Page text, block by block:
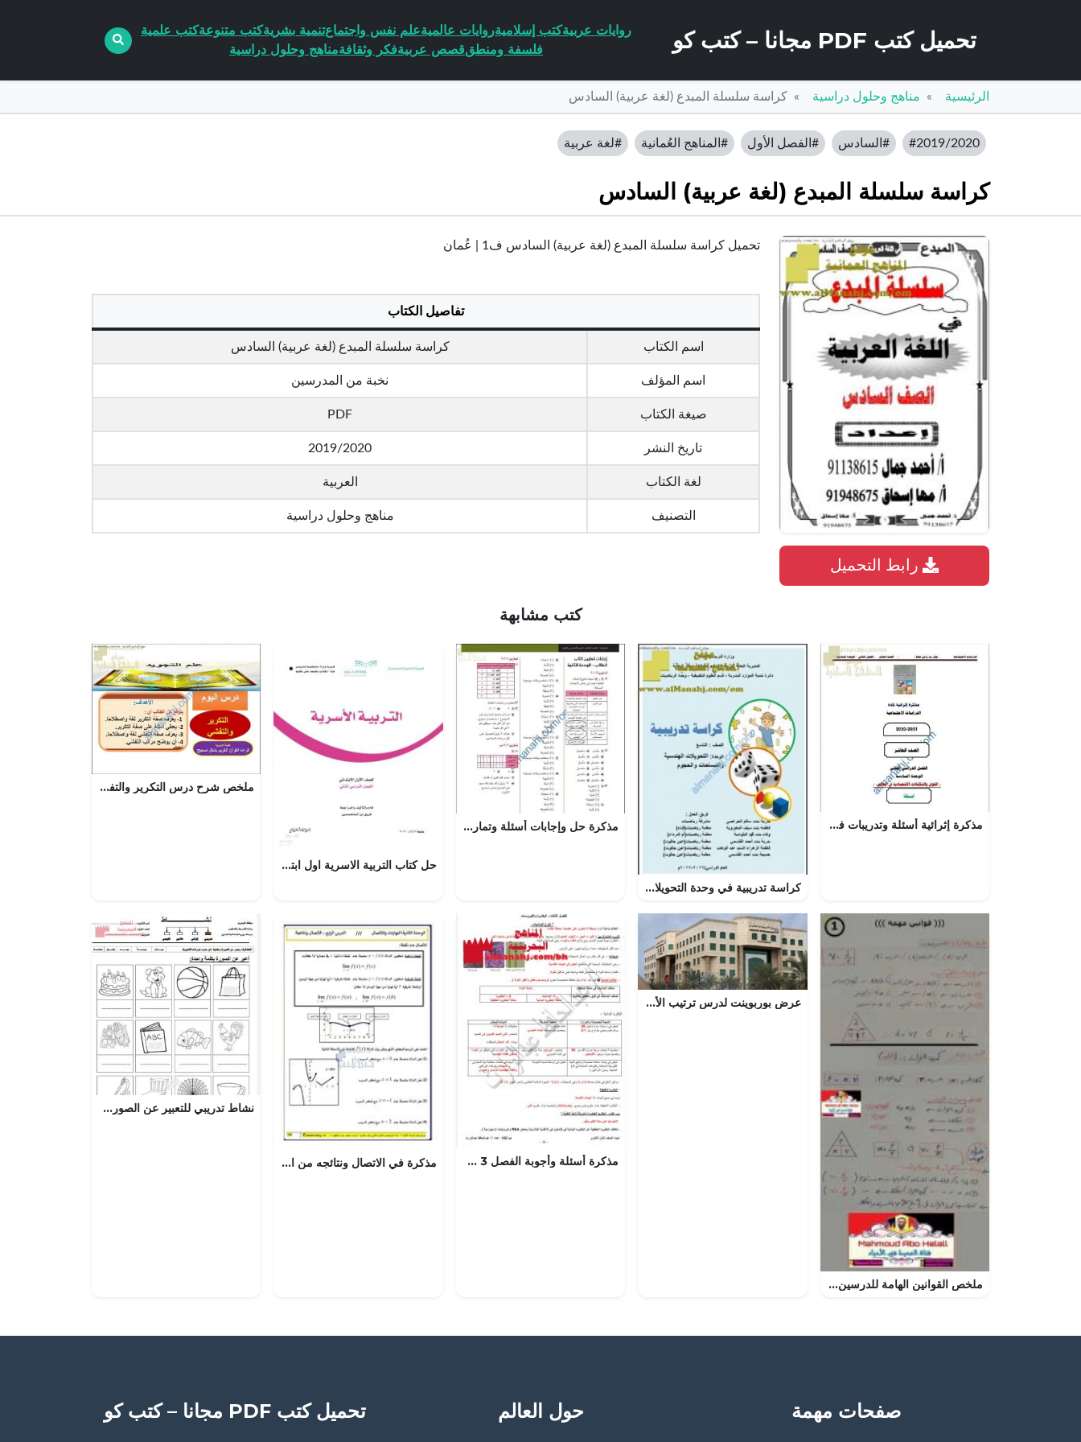
تحميل كتب PDF مجانا – كتب كو روايات عربيةكتب إسلاميةروايات عالميةعلم نفس واجتماعتنمية بشريةكتب متنوعةكتب علمية
فلسفة ومنطققصص عربيةفكر وثقافةمناهج وحلول دراسية
الرئيسية مناهج وحلول دراسية كراسة سلسلة المبدع (لغة عربية) السادس
#2019/2020 #السادس #الفصل الأول #المناهج العُمانية #لغة عربية
كراسة سلسلة المبدع (لغة عربية) السادس
تحميل كراسة سلسلة المبدع (لغة عربية) السادس ف1 | عُمان
تفاصيل الكتاب
اسم الكتاب كراسة سلسلة المبدع (لغة عربية) السادس
اسم المؤلف نخبة من المدرسين
صيغة الكتاب PDF
تاريخ النشر 2019/2020
لغة الكتاب العربية
التصنيف مناهج وحلول دراسية
كتب مشابهة
مذكرة إثرائية أسئلة وتدريبات في الوحدة السادسة (القوى والتكتلات الاقتصادية في العالم) (اجتماعيات) العاشر
كراسة تدريبية في وحدة التحويلات الهندسية والمساحات والحجوم (رياضيات) التاسع
مذكرة حل وإجابات أسئلة وتمارين كتاب الطالب في وحدة جمع البيانات وتمثيلها (رياضيات) العاشر
حل كتاب التربية الاسرية اول ابتدائي الفصل الثاني – المنهاج السعودي
ملخص شرح درس التكرير والتفشي (تربية اسلامية) الحادي عشر
ملخص القوانين الهامة للدرسين الأول والثالث (السرعة، وكمية التحرك الخطية) (علوم وبيئة) الثاني عشر
عرض بوربوينت لدرس ترتيب الأعداد
مذكرة أسئلة وأجوبة الفصل 3 حيا 102 مذكرة في الاتصال ونتائجه من الوحدة الثانية, (رياضيات) الثاني عشر المتقدم
نشاط تدريبي للتعبير عن الصورة (لغة عربية) الأول
صفحات مهمة حول العالم تحميل كتب PDF مجانا – كتب كو